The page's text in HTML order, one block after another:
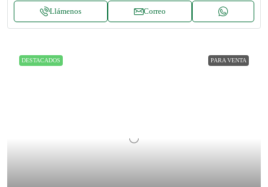
Llámenos Correo
DESTACADOS PARA VENTA